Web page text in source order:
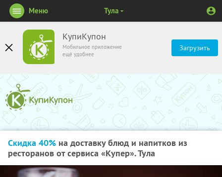
КупиКупон
Мобильное приложение
ещё удобнее
Загрузить
Меню Тула
Скидка 40% на доставку блюд и напитков из
ресторанов от сервиса «Купер». Тула